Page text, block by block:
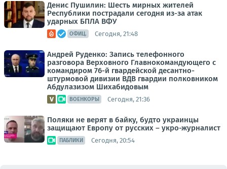
Денис Пушилин: Шесть мирных жителей
Республики пострадали сегодня из-за атак
ударных БПЛА ВФУ
ОФИЦ. Сегодня, 21:48
Андрей Руденко: Запись телефонного
разговора Верховного Главнокомандующего с
командиром 76-й гвардейской десантно-
штурмовой дивизии ВДВ гвардии полковником
Абдулазизом Шихабидовым
ВОЕНКОРЫ Сегодня, 21:36
Поляки не верят в байку, будто украинцы
защищают Европу от русских – укро-журналист
ПАБЛИКИ Сегодня, 20:54